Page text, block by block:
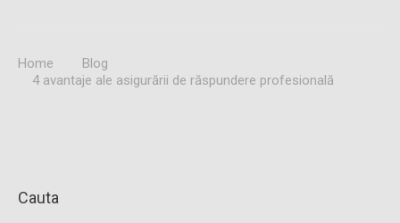
Home
Blog
4 avantaje ale asigurării de răspundere profesională
Cauta